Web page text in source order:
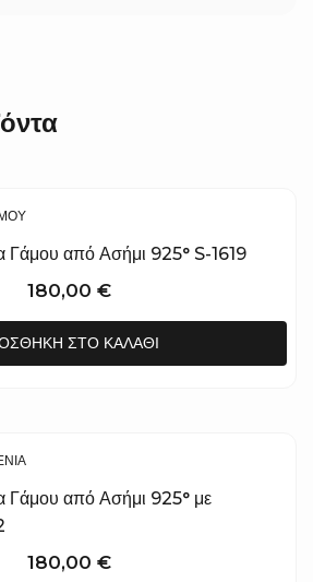
Γάμου από Ασήμι 925° S-1619
180,00 €
ΣΤΟ ΚΑΛΆΘΙ
Γάμου από Ασήμι 925° με
180,00 €